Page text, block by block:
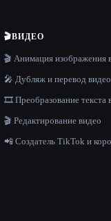
🎬ВИДЕО
🎬 Анимация изображения
🎤 Дубляж и перевод видео
🎞️ Преобразование текста
🎬 Редактирование видео
📲 Создатель TikTok и